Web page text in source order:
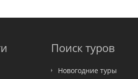
Поиск туров
Новогодние туры